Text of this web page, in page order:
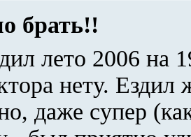
брать!!
лето 2006 на
нету.
даже супер